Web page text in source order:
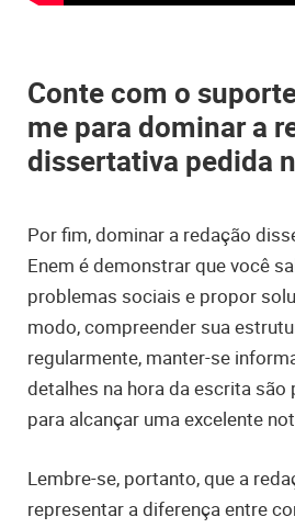
Conte com o
me para dominar a
dissertativa pedida
Por fim, dominar a redação
Enem é demonstrar que você
problemas sociais e propor
modo, compreender sua
regularmente, manter-se
detalhes na hora da escrita são
para alcançar uma excelente
Lembre-se, portanto, que a
representar a diferença entre